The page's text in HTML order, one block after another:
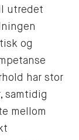
utredet
og
har stor
samtidig
mellom